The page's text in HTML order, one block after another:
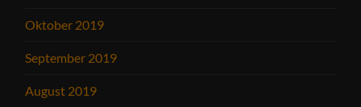
Oktober 2019
September 2019
August 2019